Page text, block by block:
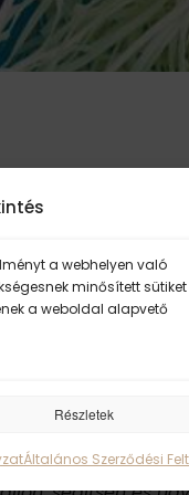
a webhelyen való
minősített sütiket
a weboldal alapvető
Részletek
Általános Szerződési
át. Váljon
és egyetemi
és tömören
való. Jézus
mélyéről